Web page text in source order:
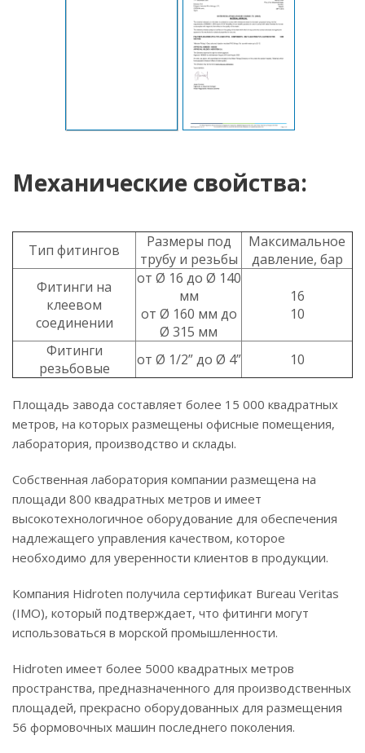
Механические свойства:
Тип фитингов
Размеры под
трубу и резьбы
Максимальное
давление, бар
Фитинги на
клеевом
соединении
от Ø 16 до Ø 140
мм
от Ø 160 мм до
Ø 315 мм
16
10
Фитинги
резьбовые
от Ø 1/2” до Ø 4” 10
Площадь завода составляет более 15 000 квадратных
метров, на которых размещены офисные помещения,
лаборатория, производство и склады.
Собственная лаборатория компании размещена на
площади 800 квадратных метров и имеет
высокотехнологичное оборудование для обеспечения
надлежащего управления качеством, которое
необходимо для уверенности клиентов в продукции.
Компания Hidroten получила сертификат Bureau Veritas
(IMO), который подтверждает, что фитинги могут
использоваться в морской промышленности.
Hidroten имеет более 5000 квадратных метров
пространства, предназначенного для производственных
площадей, прекрасно оборудованных для размещения
56 формовочных машин последнего поколения.